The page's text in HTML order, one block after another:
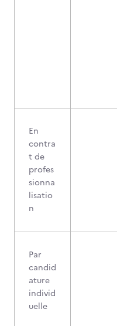
En
contra
t de
profes
sionna
lisatio
n
Par
candid
ature
individ
uelle